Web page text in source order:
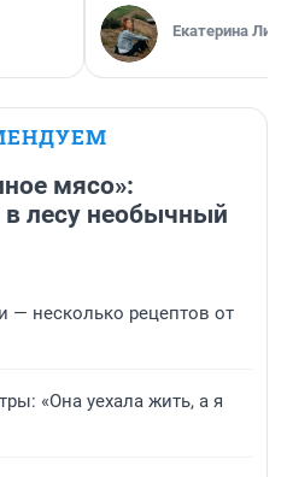
Екатерина
мясо»:
лесу необычный
— несколько рецептов от
«Она уехала жить, а я